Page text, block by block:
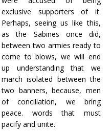
exclusive supporters of it.
Perhaps, seeing us like this,
as the Sabines once did,
between two armies ready to
come to blows, we will end
up understanding that we
march isolated between the
two banners, because, men
of conciliation, we bring
peace. words that must
pacify and unite.